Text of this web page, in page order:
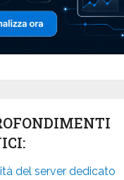
del server dedicato